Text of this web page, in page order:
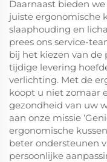
Daarnaast bieden
juiste ergonomische
slaaphouding en
prees ons service-
bij het kiezen van de
tijdige levering
verlichting. Met de
koopt u niet zomaar
gezondheid van uw
aan onze missie
ergonomische
beter ondersteunen
persoonlijke